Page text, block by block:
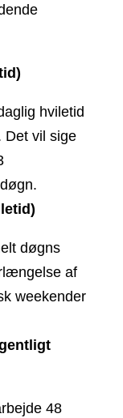
hviletid
Det vil sige
døgns
af
weekender
48